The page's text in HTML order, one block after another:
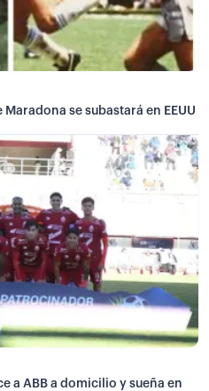
se subastará en EEUU
a ABB a domicilio y sueña en